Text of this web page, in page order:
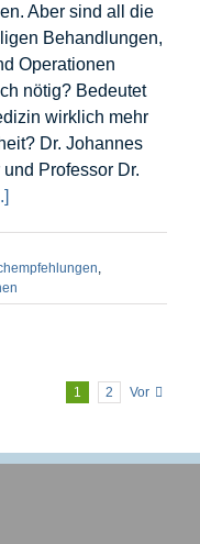
Aber sind all die
Behandlungen,
Operationen
nötig? Bedeutet
wirklich mehr
Dr. Johannes
Professor Dr.
1 2 Vor